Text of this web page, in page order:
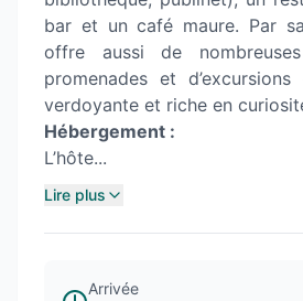
bar et un café maure. Par
offre aussi de
promenades et
verdoyante et riche en
Hébergement :
L’hôte...
Lire plus
Arrivée